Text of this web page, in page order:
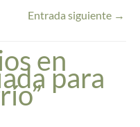
Entrada siguiente →
en
para